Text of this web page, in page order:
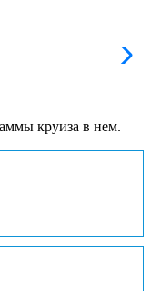
круиза в нем.